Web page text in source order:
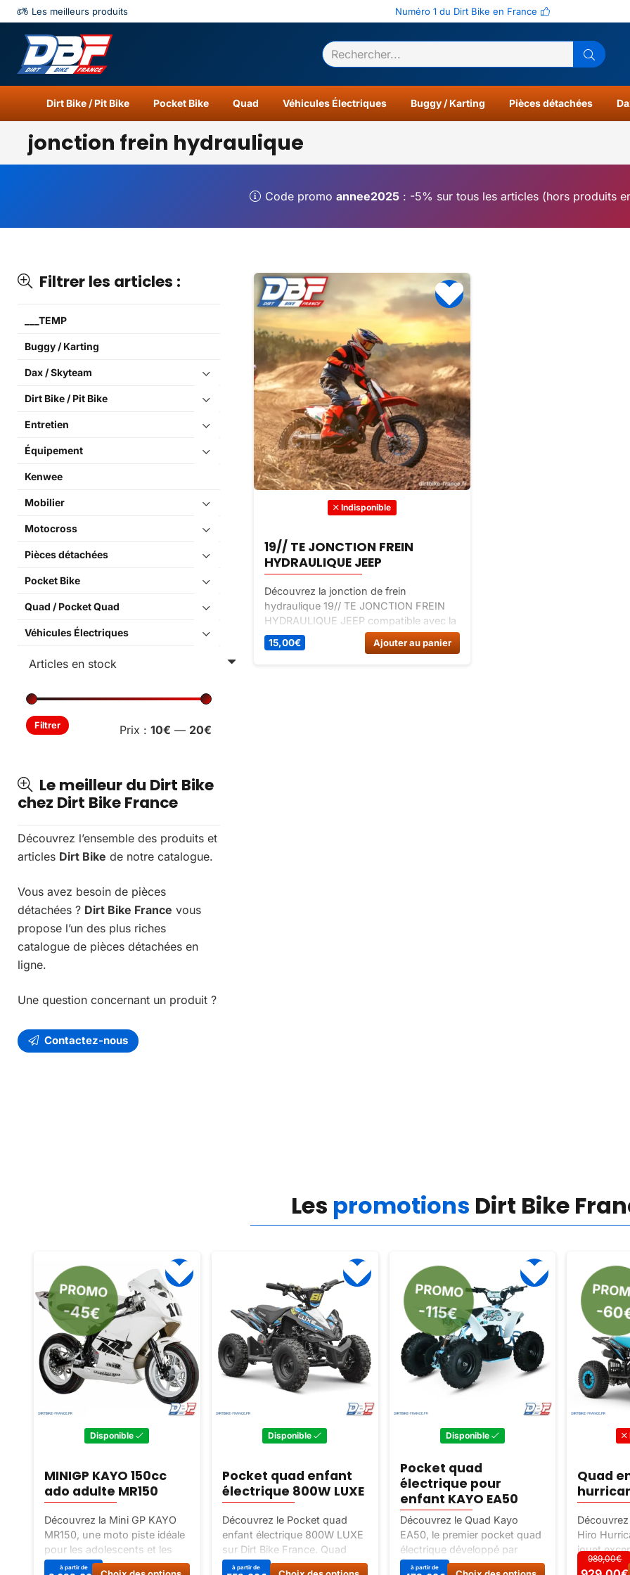
Les meilleurs produits Numéro 1 du Dirt Bike en France
Dirt Bike / Pit Bike Pocket Bike Quad Véhicules Électriques Buggy / Karting Pièces détachées
jonction frein hydraulique
Code promoannee2025 : -5% sur tous les articles (hors produits
Filtrer les articles :
___TEMP
Buggy / Karting
Dax / Skyteam
Dirt Bike / Pit Bike
Entretien
Équipement
Kenwee
Mobilier
Motocross
Pièces détachées
Pocket Bike
Quad / Pocket Quad
Véhicules Électriques
Prix
Prix
Filtrer Prix : 10€ — 20€
Le meilleur du Dirt Bike
chez Dirt Bike France
Découvrez l’ensemble des produits et
articles Dirt Bike de notre catalogue.
Vous avez besoin de pièces
détachées ? Dirt Bike France vous
propose l’un des plus riches
catalogue de pièces détachées en
ligne.
Une question concernant un produit ?
Contactez-nous
Indisponible
19// TE JONCTION FREIN
HYDRAULIQUE JEEP
Découvrez la jonction de frein
hydraulique 19// TE JONCTION FREIN
HYDRAULIQUE JEEP compatible avec la
JEEP ENFANT 150CC AUTO 1+1. Pièce
de rechange de qualité pour assurer la
15,00€ Ajouter au panier
Les promotions Dirt Bike
Disponible
PROMO
-45€
MINIGP KAYO 150cc
ado adulte MR150
Découvrez la Mini GP KAYO
MR150, une moto piste idéale
pour les adolescents et les
adultes. Performante et
à partir de
Ce
Disponible
Pocket quad enfant
électrique 800W LUXE
Découvrez le Pocket quad
enfant électrique 800W LUXE
sur Dirt Bike France. Quad
électrique idéal pour les
à partir de
Ce
Disponible
PROMO
-115€
Pocket quad
électrique pour
enfant KAYO EA50
Découvrez le Quad Kayo
EA50, le premier pocket quad
électrique développé par
Kayo. Puissant, fiable et
à partir de
Ce
-
Quad
Hiro
jouet
enfant.
929,00€
989,00€
Catégories Résultats 0